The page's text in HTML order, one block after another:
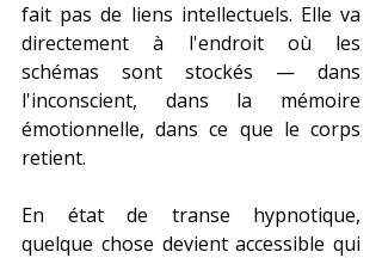
fait pas de liens intellectuels. Elle va
directement à l'endroit où les
schémas sont stockés — dans
l'inconscient, dans la mémoire
émotionnelle, dans ce que le corps
retient.
En état de transe hypnotique,
quelque chose devient accessible qui